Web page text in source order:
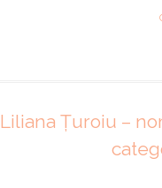
Liliana Țuroiu –